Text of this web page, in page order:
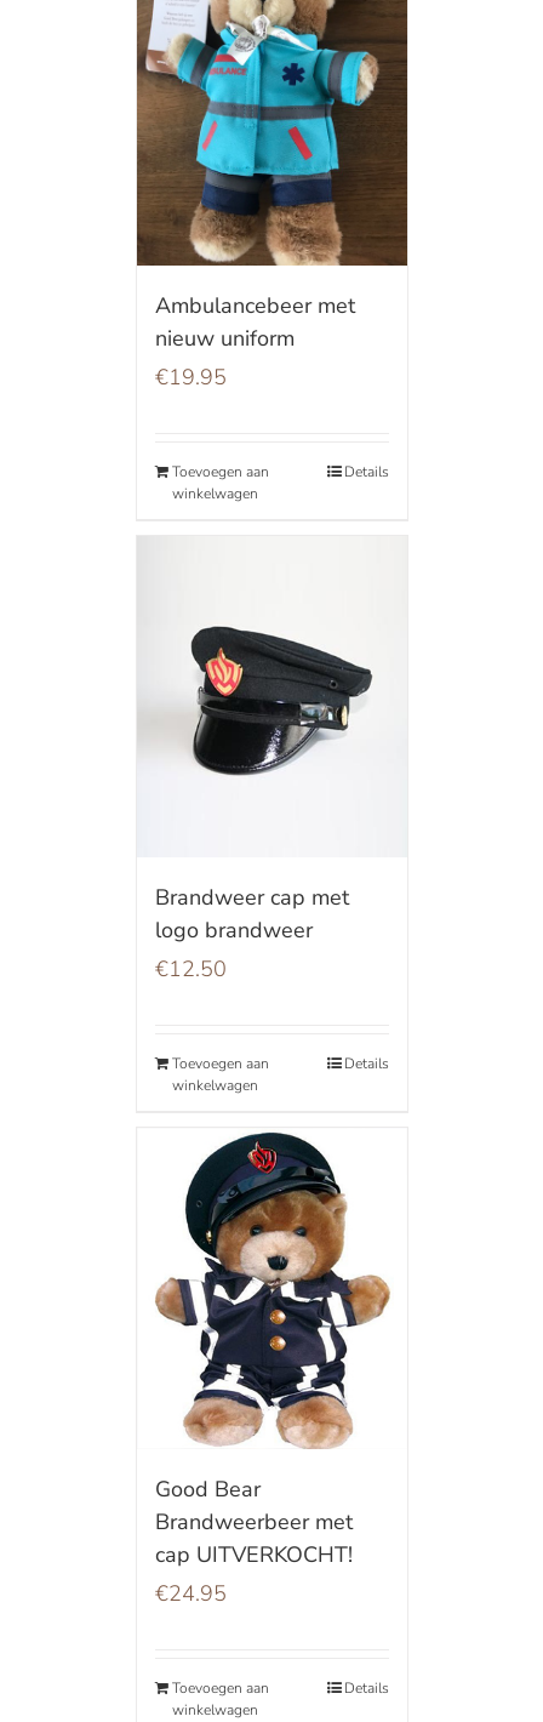
Ambulancebeer met
nieuw uniform
€19.95
Toevoegen aan
winkelwagen
Details
Brandweer cap met
logo brandweer
€12.50
Toevoegen aan
winkelwagen
Details
Good Bear
Brandweerbeer met
cap UITVERKOCHT!
€24.95
Toevoegen aan
winkelwagen
Details